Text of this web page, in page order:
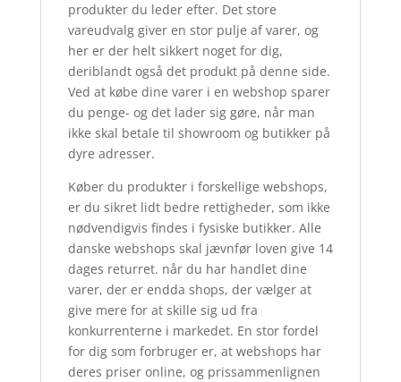
produkter du leder efter. Det store
vareudvalg giver en stor pulje af varer, og
her er der helt sikkert noget for dig,
deriblandt også det produkt på denne side.
Ved at købe dine varer i en webshop sparer
du penge- og det lader sig gøre, når man
ikke skal betale til showroom og butikker på
dyre adresser.
Køber du produkter i forskellige webshops,
er du sikret lidt bedre rettigheder, som ikke
nødvendigvis findes i fysiske butikker. Alle
danske webshops skal jævnfør loven give 14
dages returret. når du har handlet dine
varer, der er endda shops, der vælger at
give mere for at skille sig ud fra
konkurrenterne i markedet. En stor fordel
for dig som forbruger er, at webshops har
deres priser online, og prissammenlignen